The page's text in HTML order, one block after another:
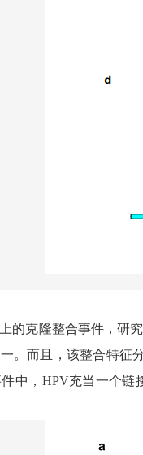
的克隆整合事件，研
。而且，该整合特征
中， HPV充当一个链